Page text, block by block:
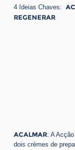
4 Ideias Chaves:
REGENERAR
ACALMAR: A
dois crémes de